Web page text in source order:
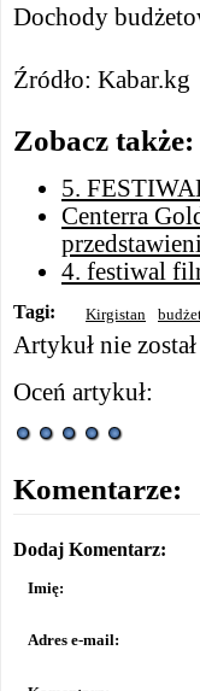
Dochody
Źródło: Kabar.kg
Zobacz także:
5.
Centerra
4. festiwal
Tagi: Kirgistan
Artykuł nie
Oceń artykuł:
Komentarze:
Dodaj Komentarz:
Imię:
Adres e-mail: